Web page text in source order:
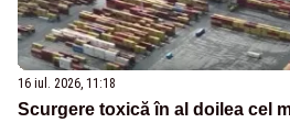
16 iul. 2026, 11:18
Scurgere toxică în al doilea cel